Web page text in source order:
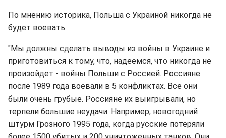
По мнению историка, Польша с Украиной никогда не
будет воевать.
"Мы должны сделать выводы из войны в Украине и
приготовиться к тому, что, надеемся, что никогда не
произойдет - войны Польши с Россией. Россияне
после 1989 года воевали в 5 конфликтах. Все они
были очень грубые. Россияне их выигрывали, но
терпели большие неудачи. Например, новогодний
штурм Грозного 1995 года, когда русские потеряли